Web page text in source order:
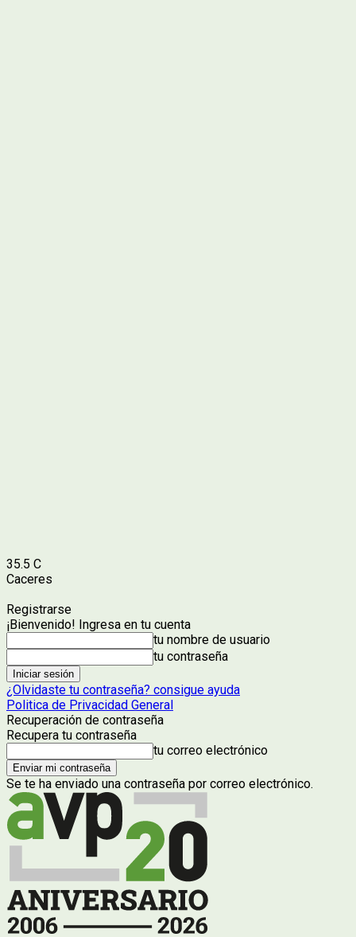
35.5 C
Caceres
Registrarse
¡Bienvenido! Ingresa en tu cuenta
tu nombre de usuario
tu contraseña
¿Olvidaste tu contraseña? consigue ayuda
Politica de Privacidad General
Recuperación de contraseña
Recupera tu contraseña
tu correo electrónico
Se te ha enviado una contraseña por correo electrónico.